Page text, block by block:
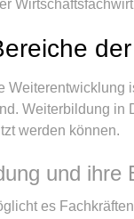
Weiterbildung
werden können.
und ihre
es